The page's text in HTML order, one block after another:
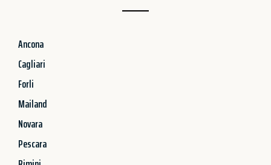
Ancona
Cagliari
Forli
Mailand
Novara
Pescara